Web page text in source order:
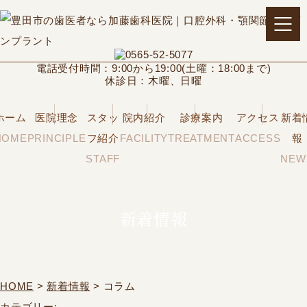
電話受付時間：9:00から19:00(土曜：18:00まで)
休診日：木曜、日曜
ーム
医院理念
PRINCIPLE
スタッ
フ紹介
STAFF
院内紹介
FACILITY
診療案内
TREATMENT
アクセス
ACCESS
新着
報
HOME > 新着情報 > コラム